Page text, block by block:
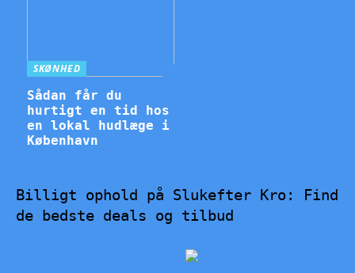
SKØNHED
Sådan får du
hurtigt en tid hos
en lokal hudlæge i
København
Billigt ophold på Slukefter Kro: Find
de bedste deals og tilbud